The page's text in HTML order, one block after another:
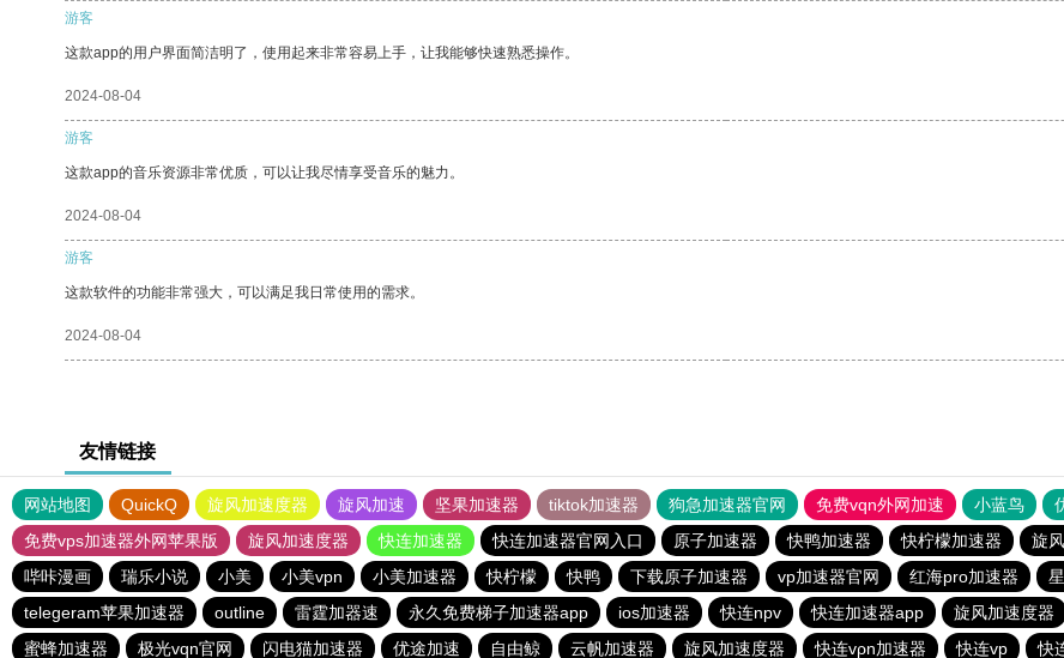
游客
这款app的用户界面简洁明了，使用起来非常容易上手，让我能够快速熟悉操作。
2024-08-04
游客
这款app的音乐资源非常优质，可以让我尽情享受音乐的魅力。
2024-08-04
游客
这款软件的功能非常强大，可以满足我日常使用的需求。
2024-08-04
友情链接
网站地图 QuickQ 旋风加速度器 旋风加速 坚果加速器 tiktok加速器 狗急加速器官网 免费vqn外网加速 小蓝鸟
免费vps加速器外网苹果版
旋风加速度器 快连加速器 快连加速器官网入口 原子加速器 快鸭加速器 快柠檬加速器 旋
哔咔漫画
瑞乐小说 小美 小美vpn 小美加速器 快柠檬 快鸭 下载原子加速器 vp加速器官网 红海pro加速器
telegeram苹果加速器
outline 雷霆加器速 永久免费梯子加速器app ios加速器 快连npv 快连加速器app 旋风加速度器
蜜蜂加速器
极光vqn官网 闪电猫加速器 优途加速 自由鲸 云帆加速器 旋风加速度器 快连vρn加速器 快连vp 快